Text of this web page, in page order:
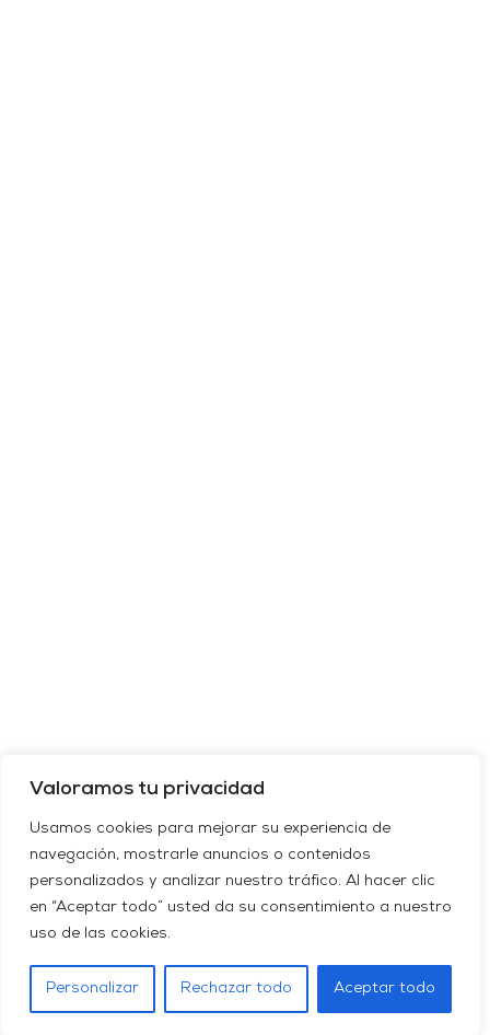
Valoramos tu privacidad
Usamos cookies para mejorar su experiencia de
navegación, mostrarle anuncios o contenidos
personalizados y analizar nuestro tráfico. Al hacer clic
en “Aceptar todo” usted da su consentimiento a nuestro
uso de las cookies.
Personalizar Rechazar todo Aceptar todo